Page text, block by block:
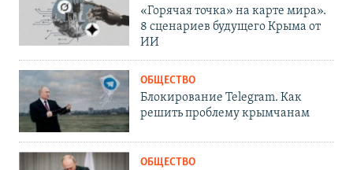
«Горячая точка» на карте мира».
8 сценариев будущего Крыма от
ИИ
ОБЩЕСТВО
Блокирование Telegram. Как
решить проблему крымчанам
ОБЩЕСТВО